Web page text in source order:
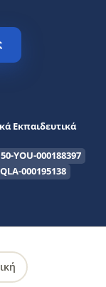
Εκπαιδευτικά
YOU-000188397
000195138